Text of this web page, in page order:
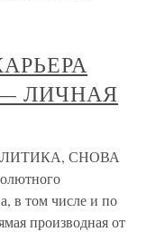
ЛИЧНАЯ
СНОВА
в том числе и по
производная от